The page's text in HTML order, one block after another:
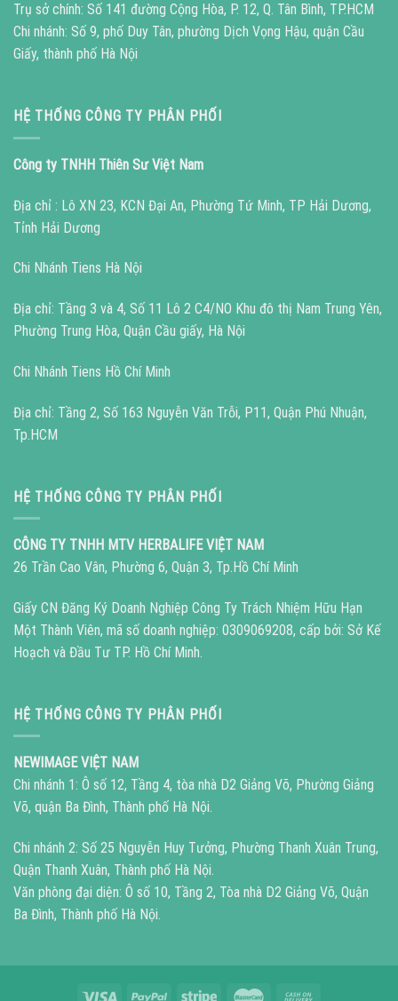
Trụ sở chính: Số 141 đường Cộng Hòa, P. 12, Q. Tân Bình, TP.HCM
Chi nhánh: Số 9, phố Duy Tân, phường Dịch Vọng Hậu, quận Cầu
Giấy, thành phố Hà Nội
HỆ THỐNG CÔNG TY PHÂN PHỐI
Công ty TNHH Thiên Sư Việt Nam
Địa chỉ : Lô XN 23, KCN Đại An, Phường Tứ Minh, TP Hải Dương,
Tỉnh Hải Dương
Chi Nhánh Tiens Hà Nội
Địa chỉ: Tầng 3 và 4, Số 11 Lô 2 C4/NO Khu đô thị Nam Trung Yên,
Phường Trung Hòa, Quận Cầu giấy, Hà Nội
Chi Nhánh Tiens Hồ Chí Minh
Địa chỉ: Tầng 2, Số 163 Nguyễn Văn Trỗi, P11, Quận Phú Nhuận,
Tp.HCM
HỆ THỐNG CÔNG TY PHÂN PHỐI
CÔNG TY TNHH MTV HERBALIFE VIỆT NAM
26 Trần Cao Vân, Phường 6, Quận 3, Tp.Hồ Chí Minh
Giấy CN Đăng Ký Doanh Nghiệp Công Ty Trách Nhiệm Hữu Hạn
Một Thành Viên, mã số doanh nghiệp: 0309069208, cấp bởi: Sở Kế
Hoạch và Đầu Tư TP. Hồ Chí Minh.
HỆ THỐNG CÔNG TY PHÂN PHỐI
NEWIMAGE VIỆT NAM
Chi nhánh 1: Ô số 12, Tầng 4, tòa nhà D2 Giảng Võ, Phường Giảng
Võ, quận Ba Đình, Thành phố Hà Nội.
Chi nhánh 2: Số 25 Nguyễn Huy Tưởng, Phường Thanh Xuân Trung,
Quận Thanh Xuân, Thành phố Hà Nội.
Văn phòng đại diện: Ô số 10, Tầng 2, Tòa nhà D2 Giảng Võ, Quận
Ba Đình, Thành phố Hà Nội.